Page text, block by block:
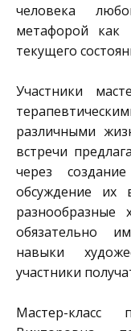
человека
метафорой
текущего
Участники
различными
встречи
через
обсуждение их
разнообразные
обязательно
навыки
участники
Мастер-класс